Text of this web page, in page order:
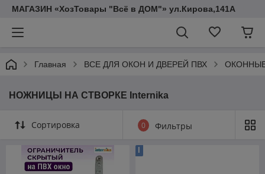
МАГАЗИН «ХозТовары "Всё в ДОМ"» ул.Кирова,141А
Главная ВСЕ ДЛЯ ОКОН И ДВЕРЕЙ ПВХ
НОЖНИЦЫ НА СТВОРКЕ Internika
Сортировка 0 Фильтры